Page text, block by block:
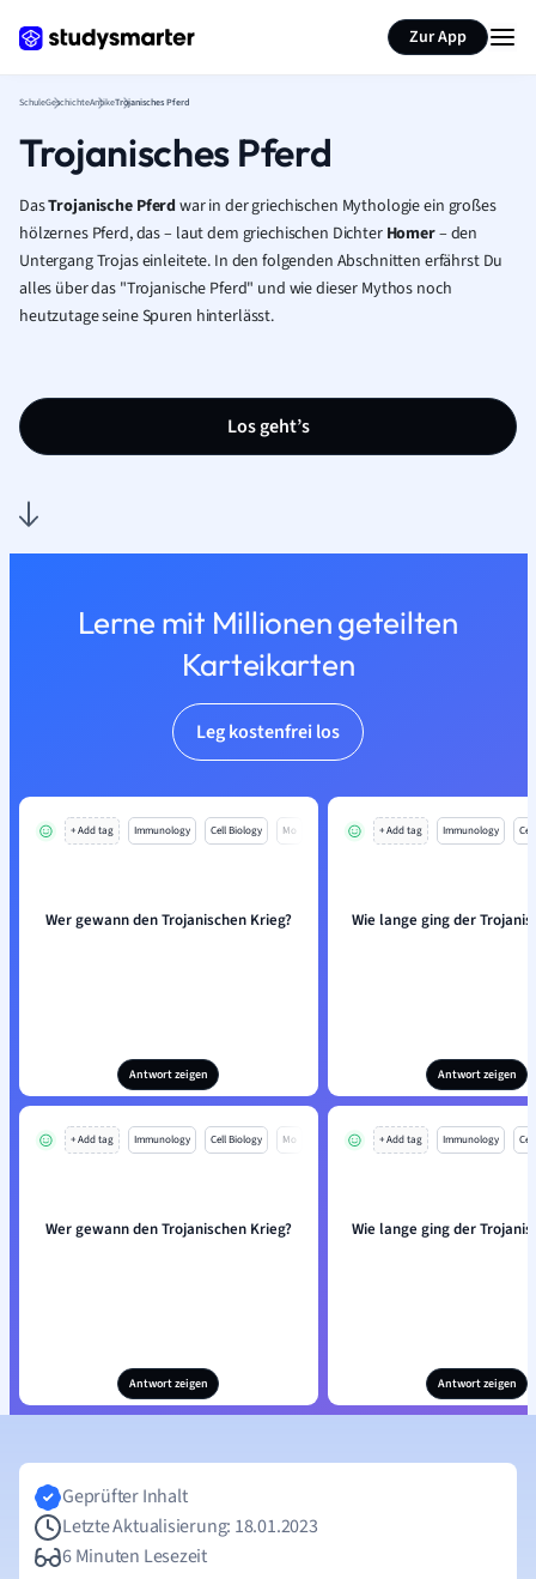
Zur App
SchuleGeschichteAntikeTrojanisches Pferd
Trojanisches Pferd
DasTrojanische Pferdwar in der griechischen Mythologie ein großes
hölzernes Pferd, das – laut dem griechischen Dichter Homer– den
Untergang Trojas einleitete. In den folgenden Abschnitten erfährst Du
alles über das "Trojanische Pferd" und wie dieser Mythos noch
heutzutage seine Spuren hinterlässt.
Los geht’s
Lerne mit Millionen geteilten
Karteikarten
Leg kostenfrei los
+ Add tag Immunology Cell Biology Mo
Wer gewann den Trojanischen Krieg?
Antwort zeigen
+ Add tag Immunology
Wie lange ging der
Antwort zeigen
+ Add tag Immunology Cell Biology Mo
Wer gewann den Trojanischen Krieg?
Antwort zeigen
+ Add tag Immunology
Wie lange ging der
Antwort zeigen
Seite zusammenfassen
Geprüfter Inhalt
Letzte Aktualisierung: 18.01.2023
6 Minuten Lesezeit